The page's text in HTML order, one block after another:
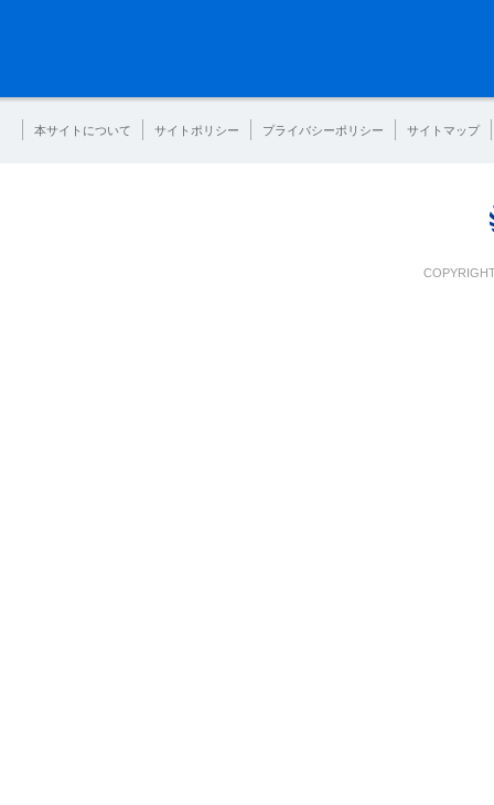
本サイトについて サイトポリシー プライバシーポリシー サイトマップ